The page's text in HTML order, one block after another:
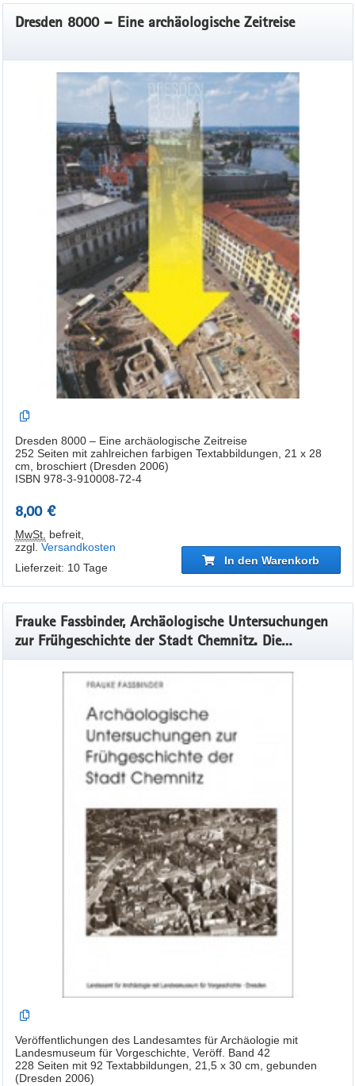
Dresden 8000 – Eine archäologische Zeitreise
Dresden 8000 – Eine archäologische Zeitreise
252 Seiten mit zahlreichen farbigen Textabbildungen, 21 x 28
cm, broschiert (Dresden 2006)
ISBN 978-3-910008-72-4
8,00 €
MwSt. befreit,
zzgl. Versandkosten
Lieferzeit: 10 Tage
In den Warenkorb
Frauke Fassbinder, Archäologische Untersuchungen
zur Frühgeschichte der Stadt Chemnitz. Die
Grabungen 1994–1995, Veröff. Band 42
Veröffentlichungen des Landesamtes für Archäologie mit
Landesmuseum für Vorgeschichte, Veröff. Band 42
228 Seiten mit 92 Textabbildungen, 21,5 x 30 cm, gebunden
(Dresden 2006)